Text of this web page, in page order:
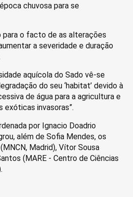
chuvosa para se
para o facto de as alterações
a severidade e duração
aquícola do Sado vê-se
do seu ‘habitat’ devido à
de água para a agricultura e
invasoras”.
por Ignacio Doadrio
além de Sofia Mendes, os
Madrid), Vítor Sousa
(MARE - Centro de Ciências